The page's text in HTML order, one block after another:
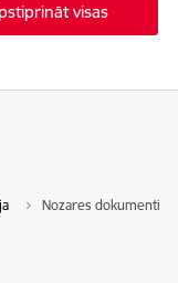
visas
Nozares dokumenti